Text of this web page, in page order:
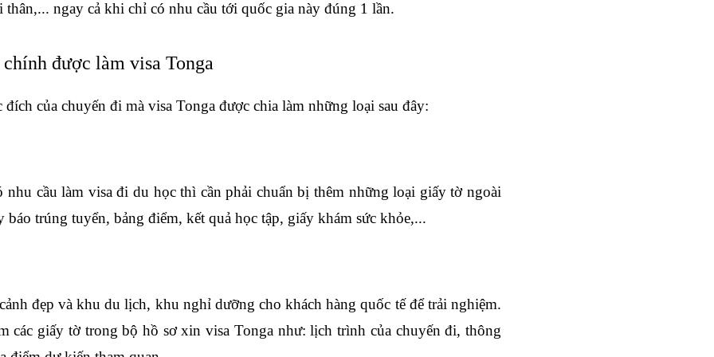
ngay cả khi chỉ có nhu cầu tới quốc gia này đúng 1 lần.
được làm visa Tonga
của chuyến đi mà visa Tonga được chia làm những loại sau đây:
cầu làm visa đi du học thì cần phải chuẩn bị thêm những loại giấy tờ ngoài
báo trúng tuyển, bảng điểm, kết quả học tập, giấy khám sức khỏe,...
đẹp và khu du lịch, khu nghỉ dưỡng cho khách hàng quốc tế để trải nghiệm.
các giấy tờ trong bộ hồ sơ xin visa Tonga như: lịch trình của chuyến đi, thông